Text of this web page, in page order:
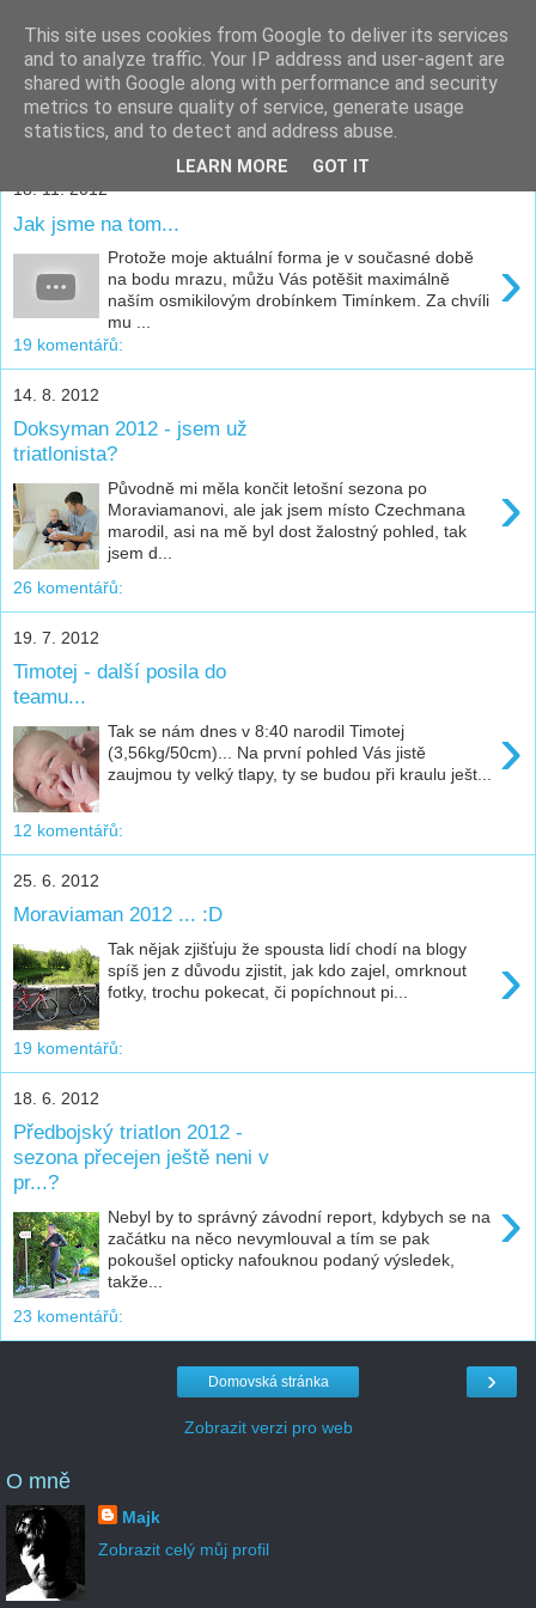
Majkův sem-tam-blog
...sportování, trénink, závodění a tak vůbec...:)
18. 11. 2012
Jak jsme na tom...
›
Protože moje aktuální forma je v současné době
na bodu mrazu, můžu Vás potěšit maximálně
naším osmikilovým drobínkem Timínkem. Za chvíli
mu ...
19 komentářů:
14. 8. 2012
Doksyman 2012 - jsem už
triatlonista?
›
Původně mi měla končit letošní sezona po
Moraviamanovi, ale jak jsem místo Czechmana
marodil, asi na mě byl dost žalostný pohled, tak
jsem d...
26 komentářů:
19. 7. 2012
Timotej - další posila do
teamu...
›
Tak se nám dnes v 8:40 narodil Timotej
(3,56kg/50cm)... Na první pohled Vás jistě
zaujmou ty velký tlapy, ty se budou při kraulu ješt...
12 komentářů:
25. 6. 2012
Moraviaman 2012 ... :D
›
Tak nějak zjišťuju že spousta lidí chodí na blogy
spíš jen z důvodu zjistit, jak kdo zajel, omrknout
fotky, trochu pokecat, či popíchnout pi...
19 komentářů:
18. 6. 2012
Předbojský triatlon 2012 -
sezona přecejen ještě neni v
pr...?
›
Nebyl by to správný závodní report, kdybych se na
začátku na něco nevymlouval a tím se pak
pokoušel opticky nafouknou podaný výsledek,
takže...
23 komentářů:
›
Domovská stránka
Zobrazit verzi pro web
O mně
Majk
Zobrazit celý můj profil
This site uses cookies from Google to deliver its services
and to analyze traffic. Your IP address and user-agent are
shared with Google along with performance and security
metrics to ensure quality of service, generate usage
statistics, and to detect and address abuse.
LEARN MORE GOT IT